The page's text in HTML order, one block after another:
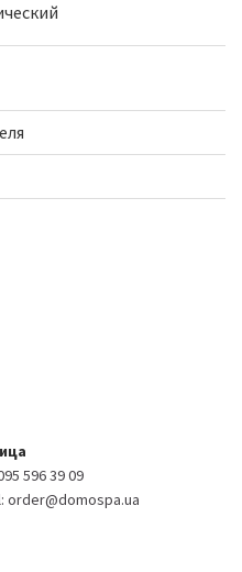
596 39 09
order@domospa.ua